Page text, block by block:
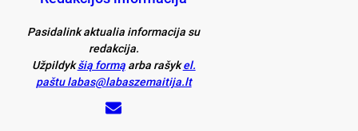
Pasidalink aktualia informacija su
redakcija.
Užpildykšią formąarba rašykel.
paštu labas@labaszemaitija.lt